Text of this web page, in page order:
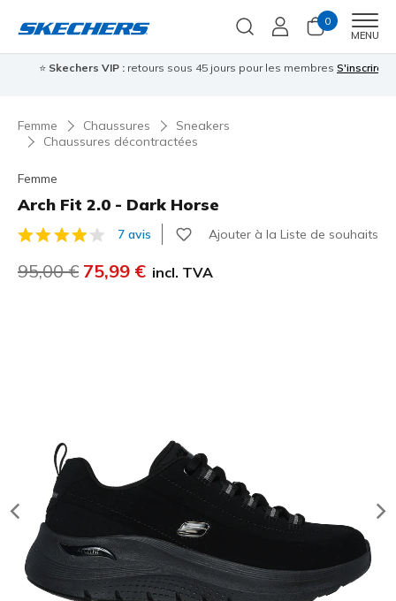
0
MENU
Skechers VIP :retours sous 45 jours pour les membresS'inscrire⭐
Femme Chaussures
Sneakers
Chaussures décontractées
Femme
Arch Fit 2.0 - Dark Horse
Évaluation client 4,5 sur 5
7 avis Ajouter à la Liste de souhaits
Prix réduit de
95,00 € à
75,99 € incl. TVA